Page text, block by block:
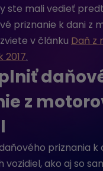
ste mali vedieť
priznanie k dani z
v článku Daň z
2017.
z
priznania k
vozidiel, ako aj so